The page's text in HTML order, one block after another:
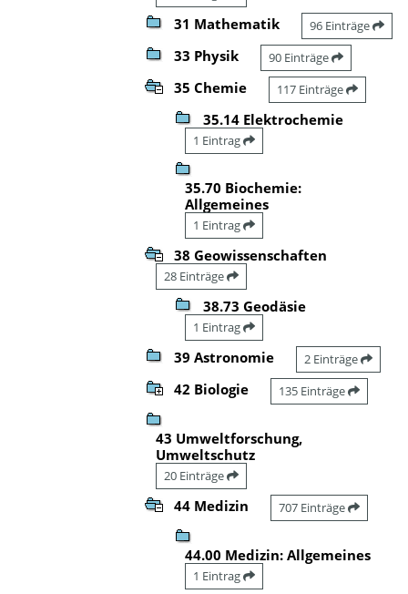
31 Mathematik 96 Einträge
33 Physik 90 Einträge
35 Chemie 117 Einträge
35.14 Elektrochemie
1 Eintrag
35.70 Biochemie:
Allgemeines
1 Eintrag
38 Geowissenschaften
28 Einträge
38.73 Geodäsie
1 Eintrag
39 Astronomie 2 Einträge
42 Biologie 135 Einträge
43 Umweltforschung,
Umweltschutz
20 Einträge
44 Medizin 707 Einträge
44.00 Medizin: Allgemeines
1 Eintrag